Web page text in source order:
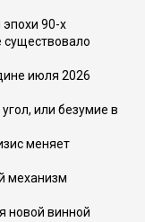
90-х
существовало
июля 2026
или безумие в
меняет
механизм
новой винной